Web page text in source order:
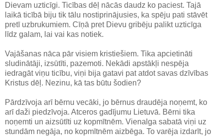
Dievam uzticīgi. Ticības dēļ nācās daudz ko paciest. Tajā
laikā ticībā biju tik tālu nostiprinājusies, ka spēju pati stāvēt
pretī uzbrukumiem. Cīņā pret Dievu gribēju palikt uzticīga
līdz galam, lai vai kas notiek.
Vajāšanas nāca pār visiem kristiešiem. Tika apcietināti
sludinātāji, izsūtīti, pazemoti. Nekādi apstākļi nespēja
iedragāt viņu ticību, viņi bija gatavi pat atdot savas dzīvības
Kristus dēļ. Nezinu, kā tas būtu šodien?
Pārdzīvoja arī bērnu vecāki, jo bērnus draudēja noņemt, ko
arī daži piedzīvoja. Atceros gadījumu Lietuvā. Bērni tika
noņemti un aizsūtīti uz kopmītnēm. Vienalga sabatā viņi uz
stundām negāja, no kopmītnēm aizbēga. To varēja izdarīt, jo